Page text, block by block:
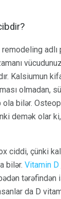
Kalsiumun
olmadan,
bilər.
demək olar
ciddi, çünki
bilər. Vitamin D
da D